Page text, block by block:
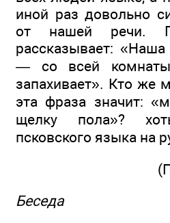
иной раз довольно
от нашей речи.
рассказывает:
— со всей
запахивает». Кто же
эта фраза значит:
щелку пола»?
псковского языка на
Беседа